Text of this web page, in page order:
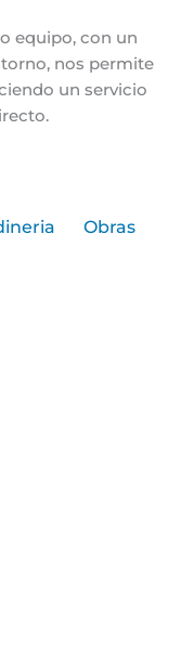
equipo, con un
nos permite
un servicio
Obras